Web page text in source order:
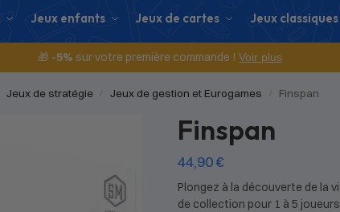
Jeux enfants Jeux de cartes Jeux classiques
🎁 -5% sur votre première commande ! Voir plus
Jeux de stratégie Jeux de gestion et Eurogames Finspan
Finspan
44,90€
Plongez à la découverte de la
de collection pour 1 à 5